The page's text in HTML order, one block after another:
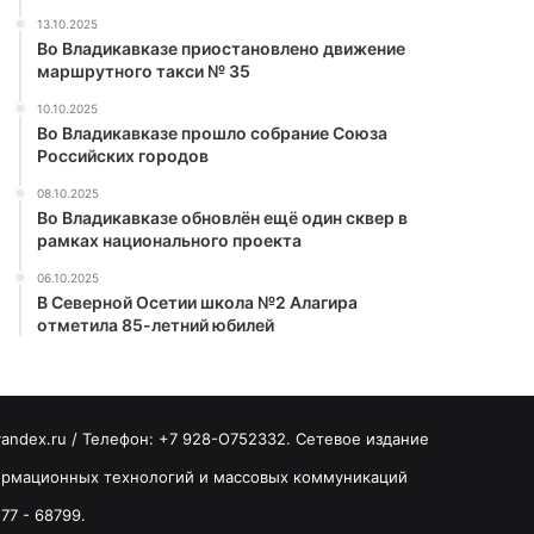
13.10.2025
Во Владикавказе приостановлено движение
маршрутного такси № 35
10.10.2025
Во Владикавказе прошло собрание Союза
Российских городов
08.10.2025
Во Владикавказе обновлён ещё один сквер в
рамках национального проекта
06.10.2025
В Северной Осетии школа №2 Алагира
отметила 85-летний юбилей
/ Телефон: +7 928-O752332. Сетевое издание
технологий и массовых коммуникаций
- 68799.